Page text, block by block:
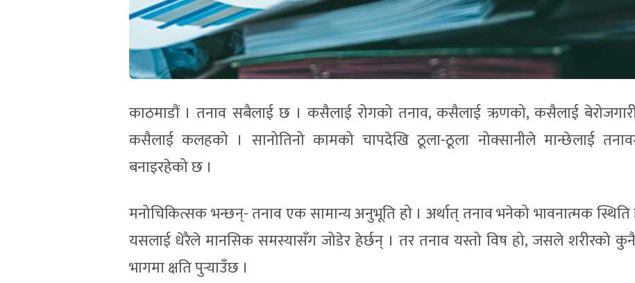
काठमाडौं । तनाव सबैलाई छ । कसैलाई रोगको तनाव, कसैलाई ऋणको, कसैलाई
कसैलाई कलहको । सानोतिनो कामको चापदेखि ठूला-ठूला नोक्सानीले मान्छेलाई
बनाइरहेको छ ।
मनोचिकित्सक भन्छन्- तनाव एक सामान्य अनुभूति हो । अर्थात् तनाव भनेको भावनात्मक स्थिति
यसलाई धेरैले मानसिक समस्यासँग जोडेर हेर्छन् । तर तनाव यस्तो विष हो, जसले शरीरको
भागमा क्षति पुर्‍याउँछ ।